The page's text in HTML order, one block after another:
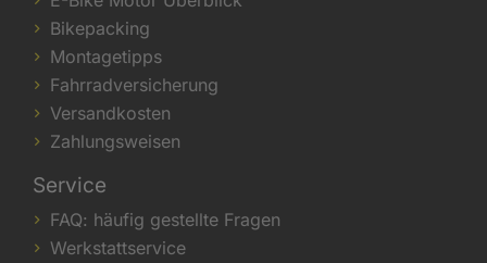
Bikepacking
Montagetipps
Fahrradversicherung
Versandkosten
Zahlungsweisen
Service
FAQ: häufig gestellte Fragen
Werkstattservice